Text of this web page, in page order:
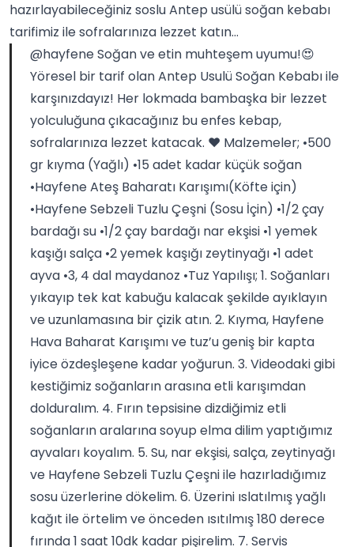
hazırlayabileceğiniz soslu Antep usülü soğan kebabı
tarifimiz ile sofralarınıza lezzet katın...
@hayfeneSoğan ve etin muhteşem uyumu!😍
Yöresel bir tarif olan Antep Usulü Soğan Kebabı ile
karşınızdayız! Her lokmada bambaşka bir lezzet
yolculuğuna çıkacağınız bu enfes kebap,
sofralarınıza lezzet katacak. ❤️ Malzemeler; •500
gr kıyma (Yağlı) •15 adet kadar küçük soğan
•Hayfene Ateş Baharatı Karışımı(Köfte için)
•Hayfene Sebzeli Tuzlu Çeşni (Sosu İçin) •1/2 çay
bardağı su •1/2 çay bardağı nar ekşisi •1 yemek
kaşığı salça •2 yemek kaşığı zeytinyağı •1 adet
ayva •3, 4 dal maydanoz •Tuz Yapılışı; 1. Soğanları
yıkayıp tek kat kabuğu kalacak şekilde ayıklayın
ve uzunlamasına bir çizik atın. 2. Kıyma, Hayfene
Hava Baharat Karışımı ve tuz’u geniş bir kapta
iyice özdeşleşene kadar yoğurun. 3. Videodaki gibi
kestiğimiz soğanların arasına etli karışımdan
dolduralım. 4. Fırın tepsisine dizdiğimiz etli
soğanların aralarına soyup elma dilim yaptığımız
ayvaları koyalım. 5. Su, nar ekşisi, salça, zeytinyağı
ve Hayfene Sebzeli Tuzlu Çeşni ile hazırladığımız
sosu üzerlerine dökelim. 6. Üzerini ıslatılmış yağlı
kağıt ile örtelim ve önceden ısıtılmış 180 derece
fırında 1 saat 10dk kadar pişirelim. 7. Servis